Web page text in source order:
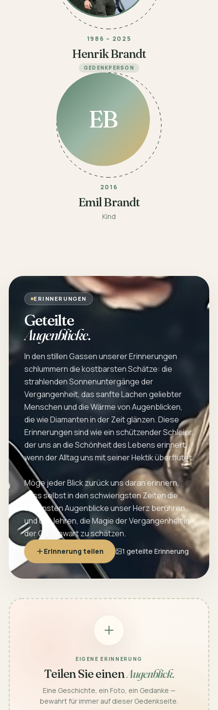
1986 – 2025
Henrik Brandt
GEDENKPERSON
EB
2016
Emil Brandt
Kind
ERINNERUNGEN
Geteilte
Augenblicke.
In den stillen Gassen unserer Erinnerungen
schlummern die kostbarsten Schätze: die
strahlenden Sonnenuntergänge der
Vergangenheit, das sanfte Lachen geliebter
Menschen und die Wärme von Augenblicken,
die wie Diamanten in der Zeit glänzen. Diese
Erinnerungen sind wie ein schützender Schleier,
der uns an die Schönheit des Lebens erinnert,
wenn der Alltag uns mit seiner Hektik überflutet.
Möge jeder Blick zurück uns daran erinnern,
dass selbst in den schwierigsten Zeiten die
schönsten Augenblicke unser Herz berühren
und uns lehren, die Magie der Vergangenheit in
der Gegenwart zu schätzen.
Erinnerung teilen 1 geteilte Erinnerung
EIGENE ERINNERUNG
Teilen Sie einenAugenblick.
Eine Geschichte, ein Foto, ein Gedanke —
bewahrt für immer auf dieser Gedenkseite.